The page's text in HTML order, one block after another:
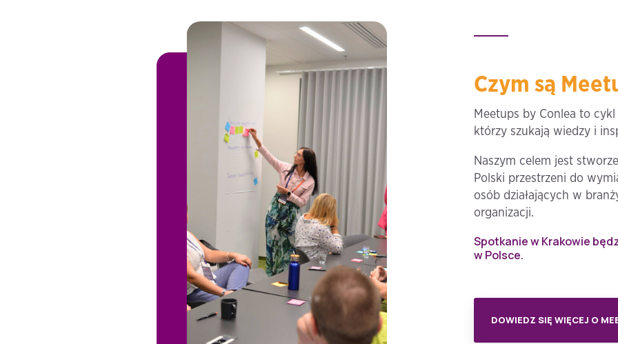
Czym są
Meetups by Conlea to
którzy szukają wiedzy i
Naszym celem jest
Polski przestrzeni do
osób działających w
organizacji.
Spotkanie w Krakowie
w Polsce.
DOWIEDZ SIĘ WIĘCEJ O